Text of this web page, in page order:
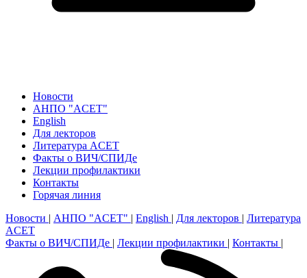
Новости
АНПО "ACET"
English
Для лекторов
Литература ACET
Факты о ВИЧ/СПИДе
Лекции профилактики
Контакты
Горячая линия
Новости | АНПО "ACET" | English | Для лекторов | Литература
ACET
Факты о ВИЧ/СПИДе | Лекции профилактики | Контакты |